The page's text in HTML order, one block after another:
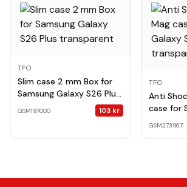
TFO
Slim case 2 mm Box for
Samsung Galaxy S26 Plus
GSM197000 103 kr
TFO
Anti
case for
S26
GSM273967